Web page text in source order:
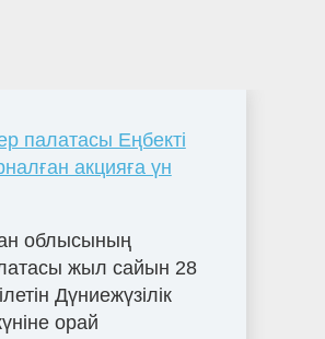
палатасы Еңбекті
акцияға үн
облысының
жыл сайын 28
Дүниежүзілік
орай